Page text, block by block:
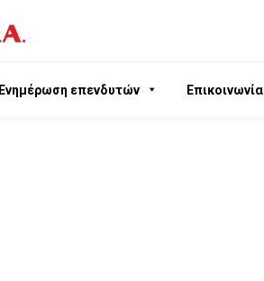
Ενημέρωση επενδυτών Επικοινωνία